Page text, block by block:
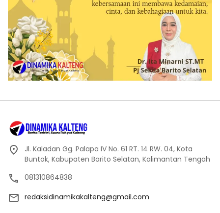
Jl. Kaladan Gg. Palapa IV No. 61 RT. 14 RW. 04, Kota
Buntok, Kabupaten Barito Selatan, Kalimantan Tengah
081310864838
redaksidinamikakalteng@gmail.com